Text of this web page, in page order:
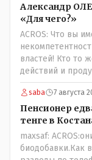
Александр
«Для чего?»
ACROS: Что вы
властей! Кто то
действий и
подточил! Но
центре либо кто
ведущий
вместе! Пока
причинам,
сравнению с
решили
saba 7 августа
Пенсионер
тенге в
maxsaf:
биодобавки.Как